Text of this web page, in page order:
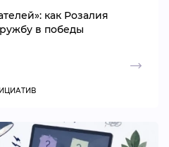
как Розалия
в победы